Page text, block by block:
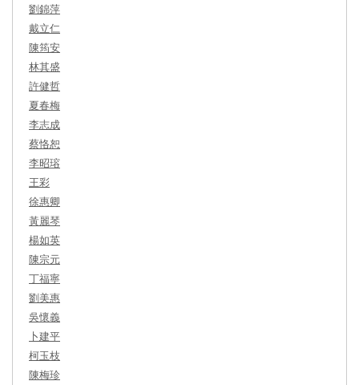
劉錦萍
戴立仁
陳筠安
林其盛
許健哲
夏春梅
李志成
蔡恪恕
李昭瑢
王彩
徐惠卿
黃麗琴
楊如英
陳宗元
丁福寧
劉美惠
吳懷義
卜建平
柯玉枝
陳梅珍